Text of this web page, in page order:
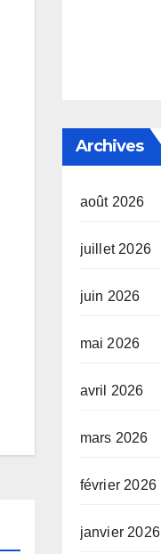
Archives
août 2026
juillet 2026
juin 2026
mai 2026
avril 2026
mars 2026
février 2026
janvier 2026